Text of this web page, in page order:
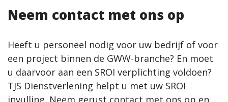
Neem contact met ons op
Heeft u personeel nodig voor uw bedrijf of voor
een project binnen de GWW-branche? En moet
u daarvoor aan een SROI verplichting voldoen?
TJS Dienstverlening helpt u met uw SROI
invulling. Neem gerust contact met ons op en